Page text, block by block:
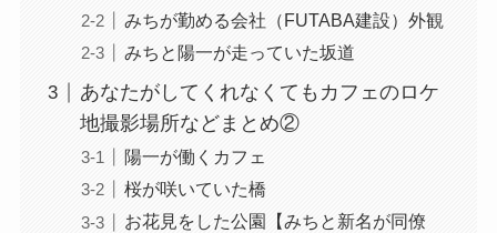
みちが勤める会社（FUTABA建設）外観
みちと陽一が走っていた坂道
あなたがしてくれなくてもカフェのロケ
地撮影場所などまとめ②
陽一が働くカフェ
桜が咲いていた橋
お花見をした公園【みちと新名が同僚